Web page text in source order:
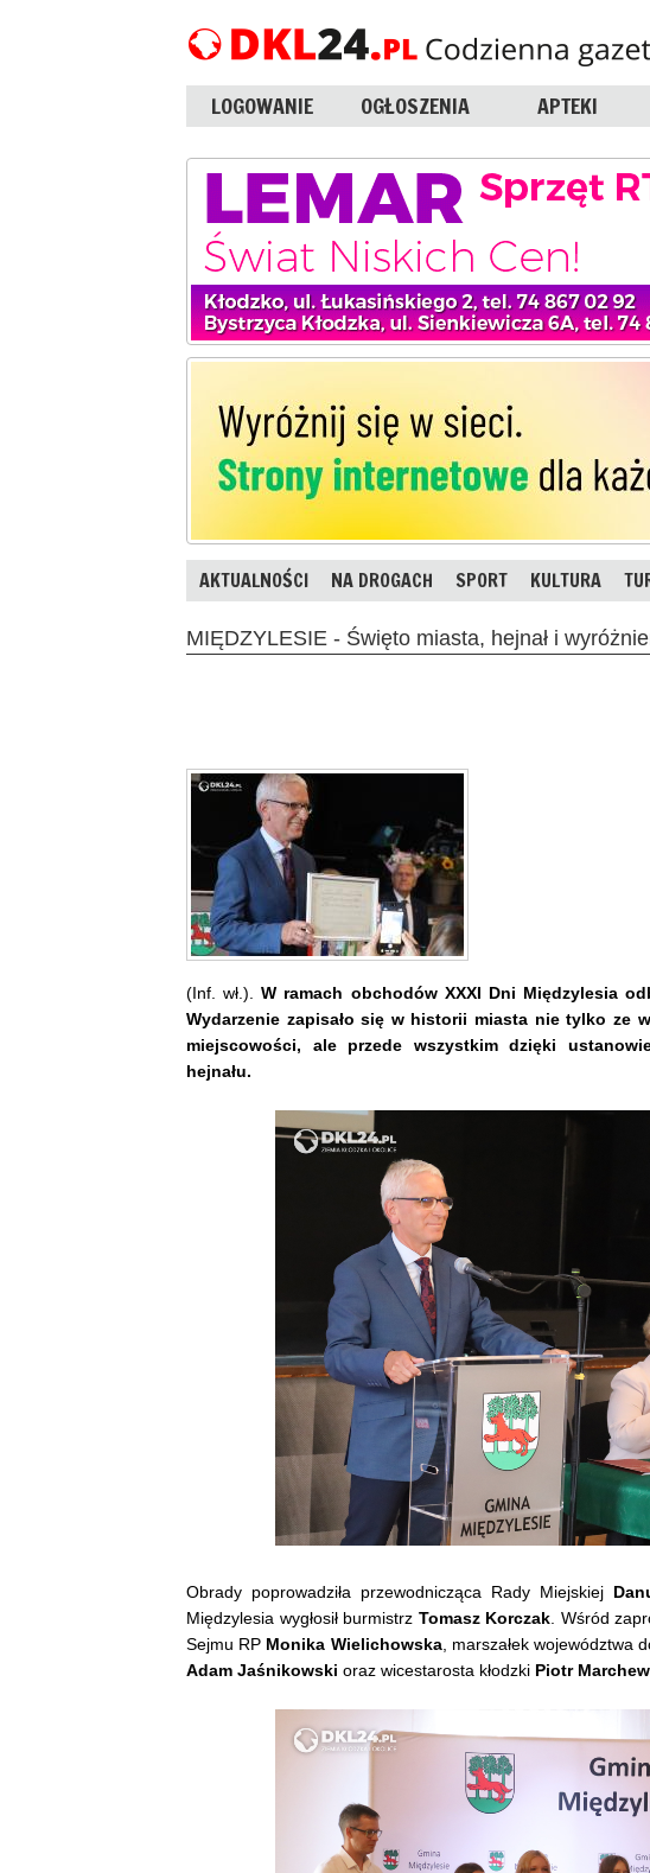
LOGOWANIE OGŁOSZENIA APTEKI
AKTUALNOŚCI NA DROGACH SPORT KULTURA
MIĘDZYLESIE - Święto miasta, hejnał i
(Inf. wł.).W ramach obchodów XXXI Dni Międzylesia
Wydarzenie zapisało się w historii miasta nie tylko ze
miejscowości, ale przede wszystkim dzięki
hejnału.
Obrady poprowadziła przewodnicząca Rady Miejskiej
Międzylesia wygłosił burmistrz Tomasz Korczak . Wśród
Sejmu RP Monika Wielichowska, marszałek województwa
Adam Jaśnikowski oraz wicestarosta kłodzki Piotr